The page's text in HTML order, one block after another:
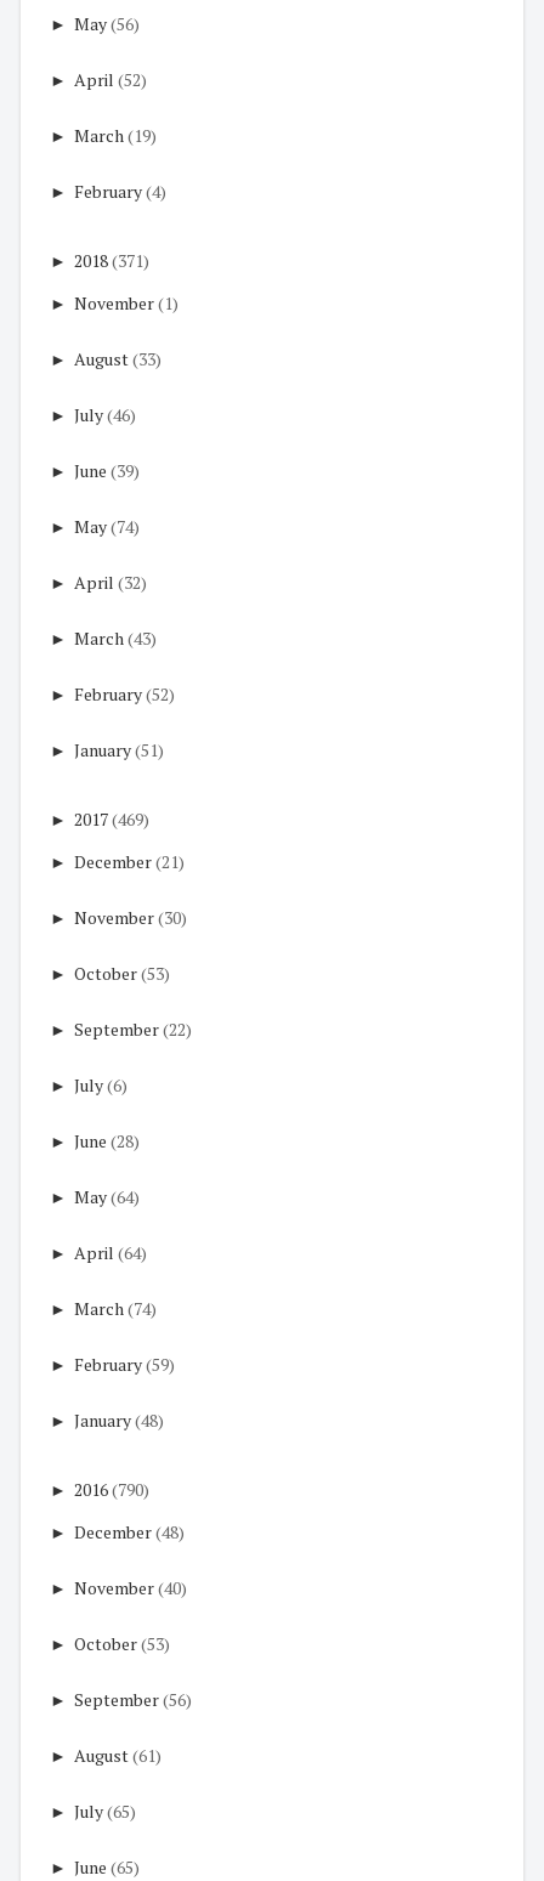
► May(56)
► April (52)
► March(19)
► February(4)
► 2018(371)
► November(1)
► August(33)
► July(46)
► June (39)
► May(74)
► April (32)
► March(43)
► February(52)
► January(51)
► 2017(469)
► December(21)
► November(30)
► October(53)
► September(22)
► July(6)
► June (28)
► May(64)
► April (64)
► March(74)
► February(59)
► January(48)
► 2016(790)
► December(48)
► November(40)
► October(53)
► September(56)
► August(61)
► July(65)
► June (65)